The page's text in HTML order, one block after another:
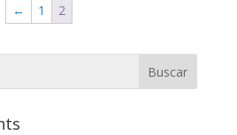
← 1 2